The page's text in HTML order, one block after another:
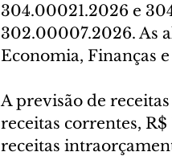
304.00021.2026 e
302.00007.2026. As
Economia, Finanças
A previsão de
receitas correntes,
receitas